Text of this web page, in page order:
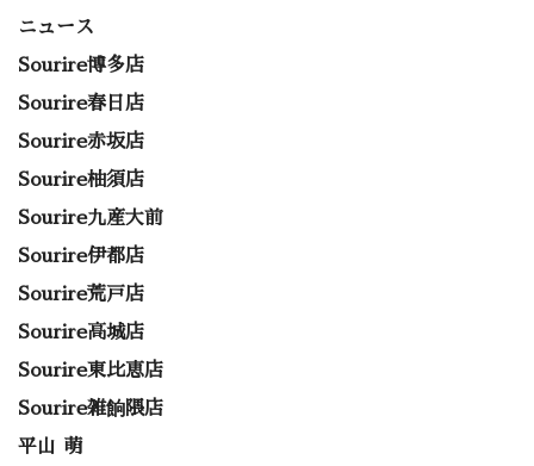
ニュース
Sourire博多店
Sourire春日店
Sourire赤坂店
Sourire柚須店
Sourire九産大前
Sourire伊都店
Sourire荒戸店
Sourire高城店
Sourire東比恵店
Sourire雑餉隈店
平山 萌